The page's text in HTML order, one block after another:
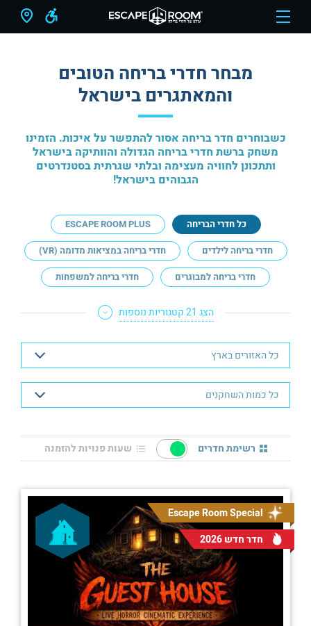
מבחר חדרי בריחה הטובים
והמאתגרים בישראל
כשבוחרים חדר בריחה אסור להתפשר על איכות. הזמינו
משחק ברשת חדרי בריחה הגדולה והוותיקה בישראל
ותתכונן לחוויה מעצימה ובלתי שגרתית בסטנדרטים
הגבוהים בישראל!
כל חדרי הבריחה
ESCAPE ROOM PLUS
חדרי בריחה לילדים
חדרי בריחה במציאות מדומה (VR)
חדרי בריחה למבוגרים
חדרי בריחה למשפחות
הצג 21 קטגוריות נוספות
רשימת חדרים שעות פנויות להזמנה
Escape Room Special
חדר חדש 2026